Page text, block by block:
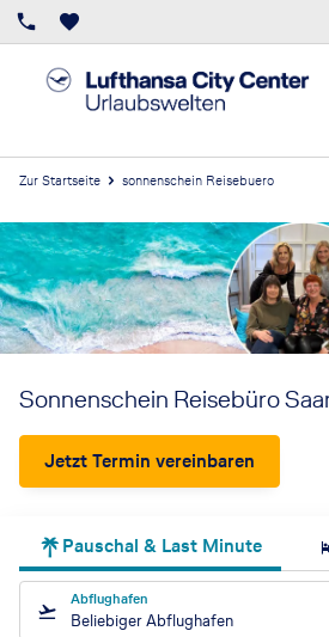
Zur Startseite sonnenschein Reisebuero
Sonnenschein Reisebüro
Jetzt Termin vereinbaren
Pauschal & Last Minute
Abflughafen
Beliebiger Abflughafen